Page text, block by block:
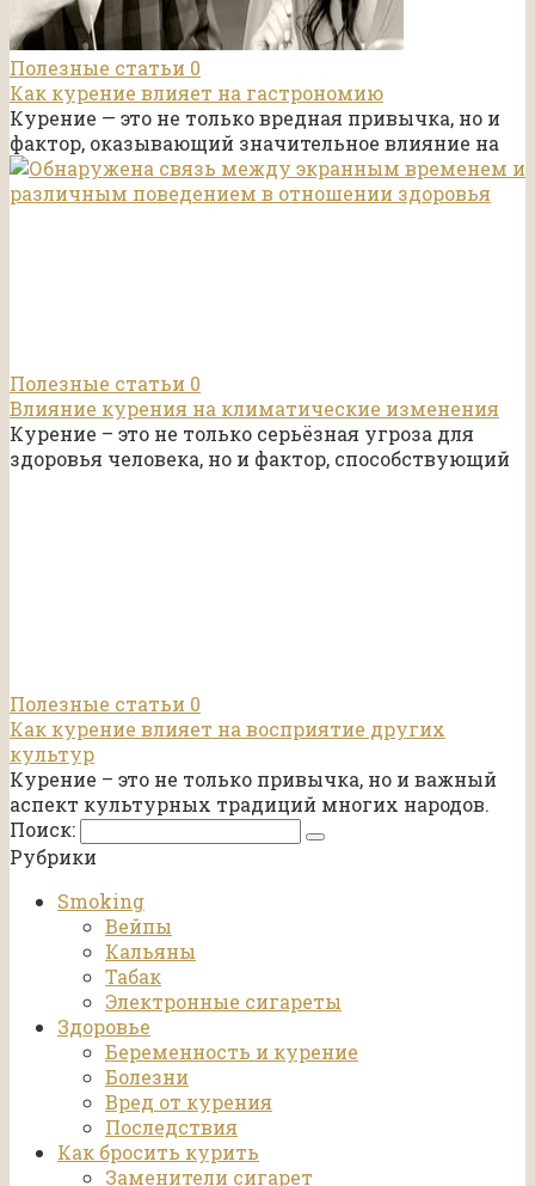
Полезные статьи 0
Как курение влияет на гастрономию
Курение — это не только вредная привычка, но и
фактор, оказывающий значительное влияние на
Полезные статьи 0
Влияние курения на климатические изменения
Курение – это не только серьёзная угроза для
здоровья человека, но и фактор, способствующий
Полезные статьи 0
Как курение влияет на восприятие других
культур
Курение – это не только привычка, но и важный
аспект культурных традиций многих народов.
Поиск:
Рубрики
Smoking
Вейпы
Кальяны
Табак
Электронные сигареты
Здоровье
Беременность и курение
Болезни
Вред от курения
Последствия
Как бросить курить
Заменители сигарет